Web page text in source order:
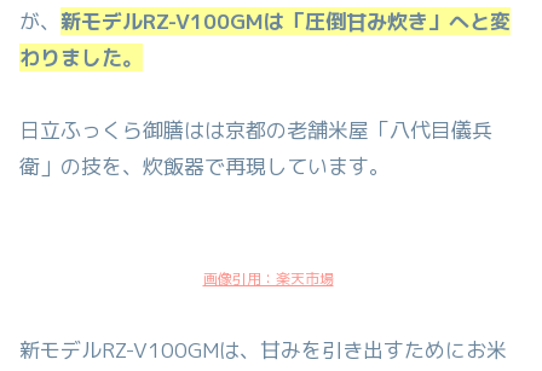
が、 新モデルRZ-V100GMは「圧倒甘み炊き」へと変
わりました。
日立ふっくら御膳はは京都の老舗米屋「八代目儀兵
衛」の技を、炊飯器で再現しています。
画像引用：楽天市場
新モデルRZ-V100GMは、甘みを引き出すためにお米